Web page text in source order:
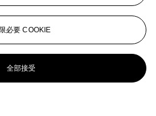
必要 COOKIE
全部接受